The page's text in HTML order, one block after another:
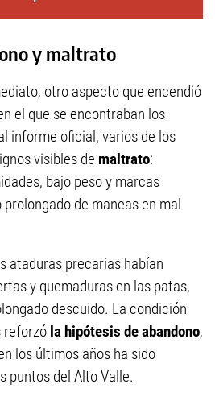
y maltrato
otro aspecto que encendió
el que se encontraban los
informe oficial, varios de los
visibles de maltrato:
bajo peso y marcas
de maneas en mal
ataduras precarias habían
y quemaduras en las patas,
descuido. La condición
reforzó la hipótesis de abandono,
los últimos años ha sido
puntos del Alto Valle.